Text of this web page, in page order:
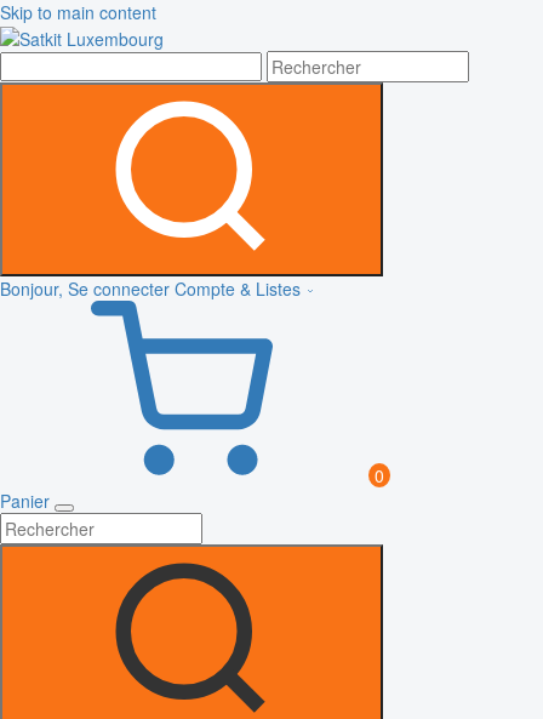
Skip to main content
Bonjour, Se connecter Compte & Listes
0
Panier